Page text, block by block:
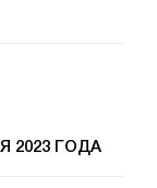
2023 ГОДА